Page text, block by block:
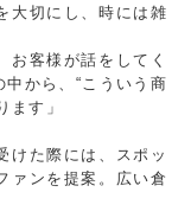
大切にし、時には雑
お客様が話をしてく
から、“こういう商
ます」
けた際には、スポッ
ァンを提案。広い倉